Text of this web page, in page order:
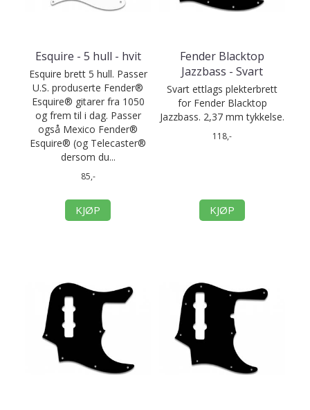
Esquire - 5 hull - hvit
Esquire brett 5 hull. Passer
U.S. produserte Fender®
Esquire® gitarer fra 1050
og frem til i dag. Passer
også Mexico Fender®
Esquire® (og Telecaster®
dersom du...
85,-
KJØP
Fender Blacktop
Jazzbass - Svart
Svart ettlags plekterbrett
for Fender Blacktop
Jazzbass. 2,37 mm tykkelse.
118,-
KJØP